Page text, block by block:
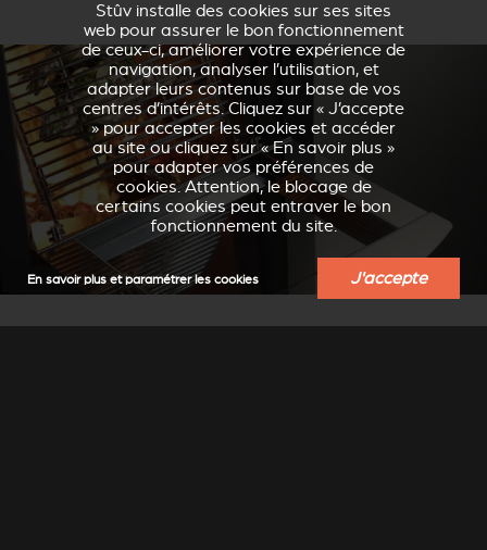
Stûv installe des cookies sur ses sites
web pour assurer le bon fonctionnement
de ceux-ci, améliorer votre expérience de
navigation, analyser l’utilisation, et
adapter leurs contenus sur base de vos
centres d’intérêts. Cliquez sur « J’accepte
» pour accepter les cookies et accéder
au site ou cliquez sur « En savoir plus »
pour adapter vos préférences de
cookies. Attention, le blocage de
certains cookies peut entraver le bon
fonctionnement du site.
En savoir plus et paramétrer les cookies J'accepte